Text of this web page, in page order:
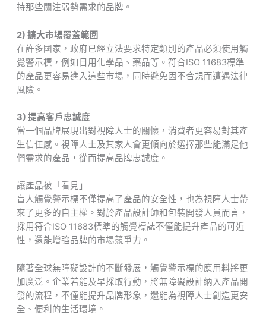
持那些關注弱勢需求的品牌。
2) 擴大市場覆蓋範圍
在許多國家，政府已經立法要求特定類別的產品必須使用觸
覺警示標，例如日用化學品、藥品等。符合ISO 11683標準
的產品更容易進入這些市場，同時避免因不合規而遭遇法律
風險。
3) 提高客戶忠誠度
當一個品牌展現出對視障人士的關懷，消費者更容易對其產
生信任感。視障人士及其家人會更傾向於選擇那些能滿足他
們需求的產品，從而提高品牌忠誠度。
讓產品被「看見」
盲人觸覺警示標不僅提高了產品的安全性，也為視障人士帶
來了更多的自主權。對於產品設計師和包裝開發人員而言，
採用符合ISO 11683標準的觸覺標誌不僅能提升產品的可近
性，還能增強品牌的市場競爭力。
隨著全球無障礙設計的不斷發展，觸覺警示標的應用料將更
加廣泛。企業若能及早採取行動，將無障礙設計納入產品開
發的流程，不僅能提升品牌形象，還能為視障人士創造更安
全、便利的生活環境。